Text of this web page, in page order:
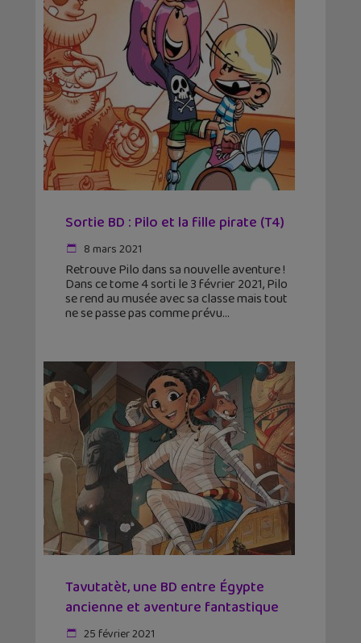
Sortie BD : Pilo et la fille pirate (T4)
8 mars 2021
Retrouve Pilo dans sa nouvelle aventure !
Dans ce tome 4 sorti le 3 février 2021, Pilo
se rend au musée avec sa classe mais tout
ne se passe pas comme prévu
Tavutatèt, une BD entre Égypte
ancienne et aventure fantastique
25 février 2021